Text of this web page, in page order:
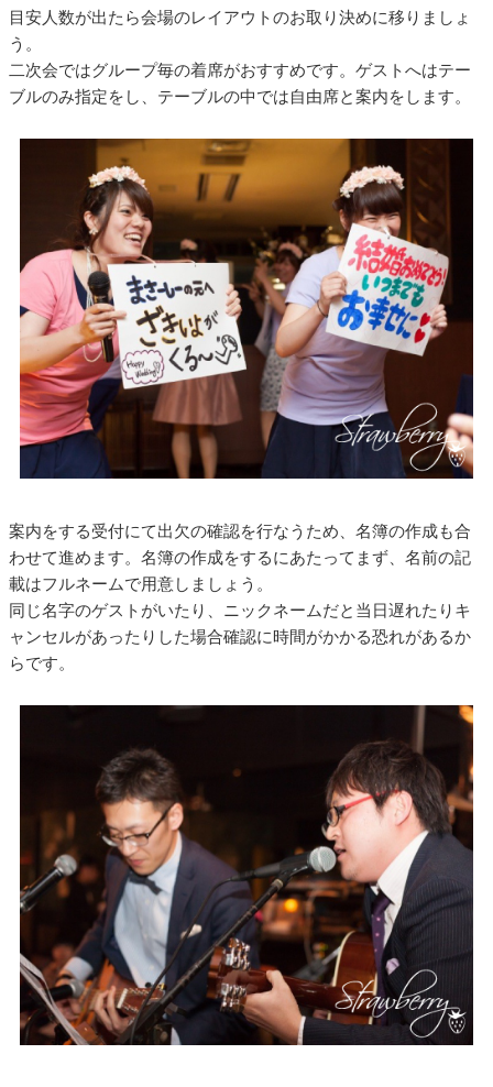
目安人数が出たら会場のレイアウトのお取り決めに移りましょ
う。
二次会ではグループ毎の着席がおすすめです。ゲストへはテー
ブルのみ指定をし、テーブルの中では自由席と案内をします。
案内をする受付にて出欠の確認を行なうため、名簿の作成も合
わせて進めます。名簿の作成をするにあたってまず、名前の記
載はフルネームで用意しましょう。
同じ名字のゲストがいたり、ニックネームだと当日遅れたりキ
ャンセルがあったりした場合確認に時間がかかる恐れがあるか
らです。